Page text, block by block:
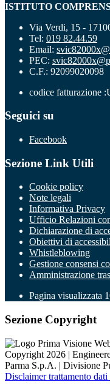
ISTITUTO
Via Verdi, 15 -
Tel: 019 82.44.59
Email:
PEC:
C.F.: 92099020098
codice fatturazione
Seguici su
Facebook
Sezione Link Utili
Cookie policy
Note legali
Informativa Privacy
Ufficio Relazioni
Dichiarazione di
Obiettivi di
Whistleblowing
Gestione consensi
Amministrazione
Pagina visualizzata
Sezione Copyright
Copyright 2026 |
Parma S.p.A. | Divisione
Disclaimer trattamento dati